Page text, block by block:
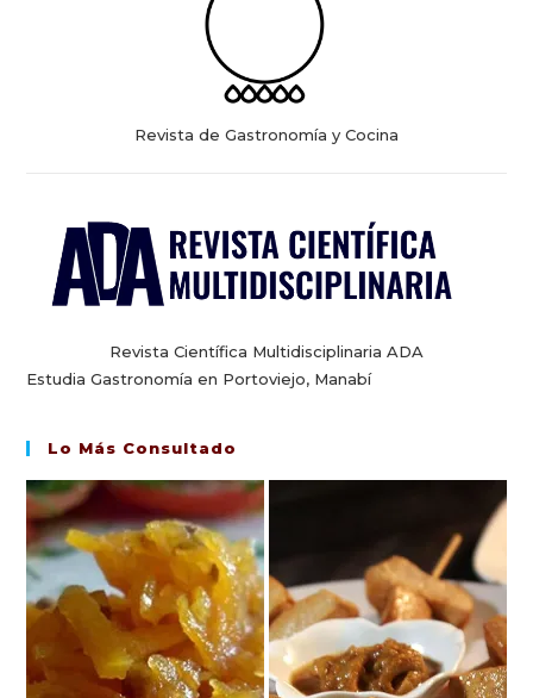
Revista de Gastronomía y Cocina
Revista Científica Multidisciplinaria ADA
Estudia Gastronomía en Portoviejo, Manabí
Lo Más Consultado